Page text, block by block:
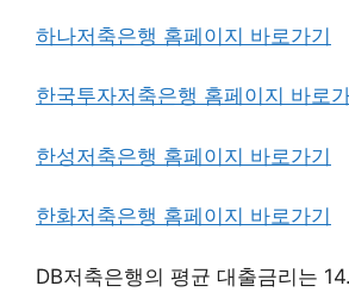
하나저축은행 홈페이지 바로가기
한국투자저축은행 홈페이지 바로
한성저축은행 홈페이지 바로가기
한화저축은행 홈페이지 바로가기
DB저축은행의 평균 대출금리는